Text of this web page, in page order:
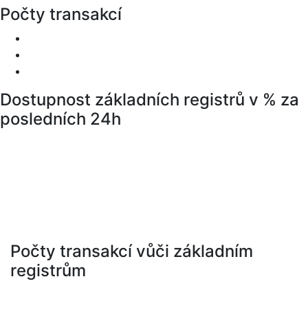
Počty transakcí
Dostupnost základních registrů v % za
posledních 24h
Počty transakcí vůči základním
registrům